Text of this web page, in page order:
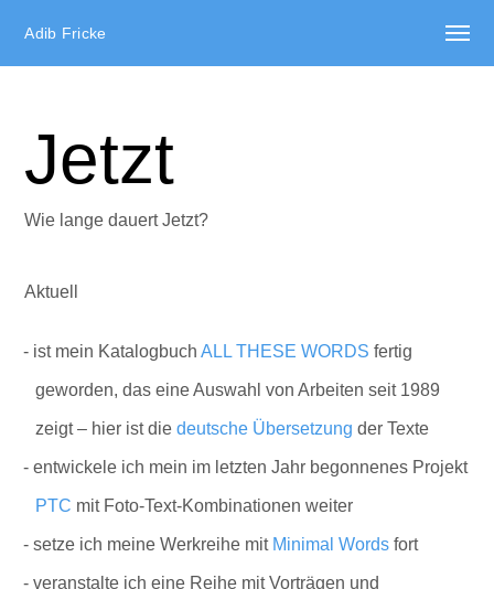
Adib Fricke
Jetzt
Wie lange dauert Jetzt?
Aktuell
ist mein KatalogbuchALL THESE WORDS fertig
geworden, das eine Auswahl von Arbeiten seit 1989
zeigt – hier ist diedeutsche Übersetzung der Texte
entwickele ich mein im letzten Jahr begonnenes Projekt
PTC mit Foto-Text-Kombinationen weiter
setze ich meine Werkreihe mit Minimal Words fort
veranstalte ich eine Reihe mit Vorträgen und